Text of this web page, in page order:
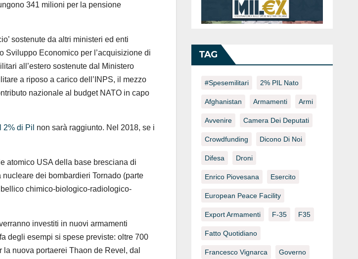
341 milioni per la pensione
sostenute da altri ministeri ed enti
Sviluppo Economico per l’acquisizione di
all’estero sostenute dal Ministero
a riposo a carico dell’INPS, il mezzo
nazionale al budget NATO in capo
2% di Pil non sarà raggiunto. Nel 2018, se i
atomico USA della base bresciana di
dei bombardieri Tornado (parte
chimico-biologico-radiologico-
investiti in nuovi armamenti
fa degli esempi si spese previste: oltre 700
nuova portaerei Thaon de Revel, dal
TAG
#spesemilitari 2% PIL Nato
Afghanistan Armamenti Armi
Avvenire Camera Dei Deputati
Crowdfunding Dicono Di Noi
Difesa Droni
Enrico Piovesana Esercito
European Peace Facility
Export Armamenti F-35 F35
Fatto Quotidiano
Francesco Vignarca Governo